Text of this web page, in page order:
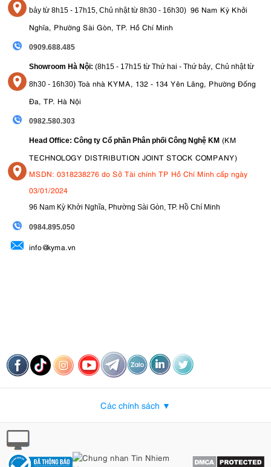
bảy từ 8h15 - 17h15, Chủ nhật từ 8h30 - 16h30) 96 Nam Kỳ Khởi
Nghĩa, Phường Sài Gòn, TP. Hồ Chí Minh
0909.688.485
Showroom Hà Nội: (8h15 - 17h15 từ Thứ hai - Thứ bảy, Chủ nhật từ
8h30 - 16h30) Toà nhà KYMA, 132 - 134 Yên Lãng, Phường Đống
Đa, TP. Hà Nội
0982.580.303
Head Office: Công ty Cổ phần Phân phối Công Nghệ KM (KM
TECHNOLOGY DISTRIBUTION JOINT STOCK COMPANY)
MSDN: 0318238276 do Sở Tài chính TP Hồ Chí Minh cấp ngày
03/01/2024
96 Nam Kỳ Khởi Nghĩa, Phường Sài Gòn, TP. Hồ Chí Minh
0984.895.050
info@kyma.vn
Các chính sách ▼